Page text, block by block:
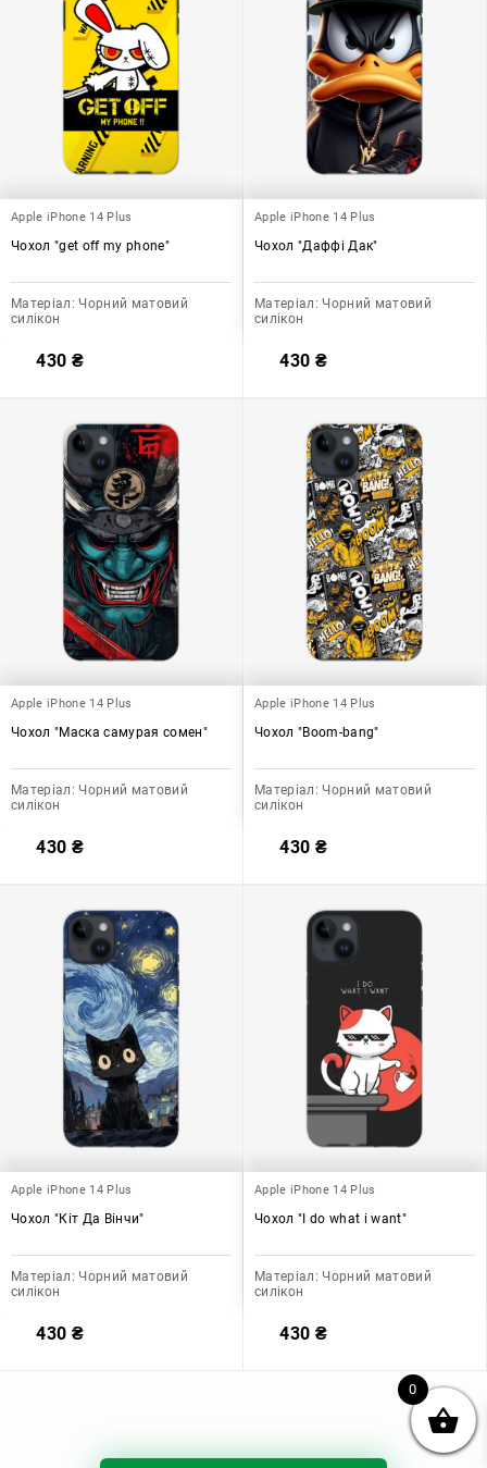
Apple iPhone 14 Plus
Чохол "get off my phone"
Матеріал: Чорний матовий
силікон
430 ₴
Apple iPhone 14 Plus
Чохол "Даффі Дак"
Матеріал: Чорний матовий
силікон
430 ₴
Apple iPhone 14 Plus
Чохол "Маска самурая сомен"
Матеріал: Чорний матовий
силікон
430 ₴
Apple iPhone 14 Plus
Чохол "Boom-bang"
Матеріал: Чорний матовий
силікон
430 ₴
Apple iPhone 14 Plus
Чохол "Кіт Да Вінчи"
Матеріал: Чорний матовий
силікон
430 ₴
Apple iPhone 14 Plus
Чохол "I do what i want"
Матеріал: Чорний матовий
силікон
430 ₴
0